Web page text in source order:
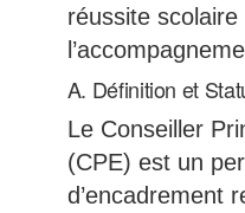
réussite scolaire
A. Définition et
Le Conseiller
(CPE) est un
d’encadrement